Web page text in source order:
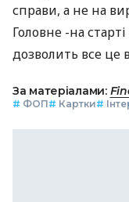
справи, а не на
Головне -на
дозволить все це
За матеріалами:
# ФОП# Картки#